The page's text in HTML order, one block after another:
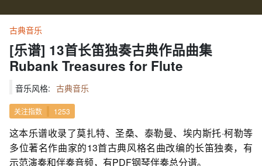
古典音乐
[乐谱] 13首长笛独奏古典作品曲集
Rubank Treasures for Flute
音乐风格: 古典音乐
关注指数 1253
这本乐谱收录了莫扎特、圣桑、泰勒曼、埃内斯托·柯勒等
多位著名作曲家的13首古典风格名曲改编的长笛独奏，有
示范演奏和伴奏音频，有PDF钢琴伴奏总分谱。